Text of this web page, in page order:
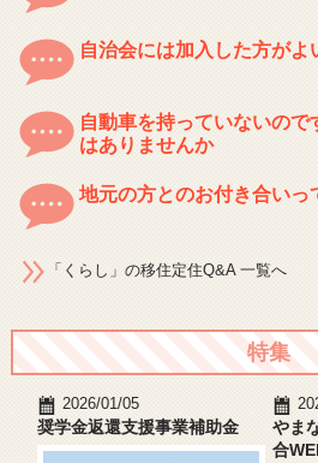
自治会には加入した方がよ
自動車を持っていないの
はありませんか
地元の方とのお付き合いっ
「くらし」の移住定住Q&A 一覧へ
特集
2026/01/05
奨学金返還支援事業補助金
やま
合